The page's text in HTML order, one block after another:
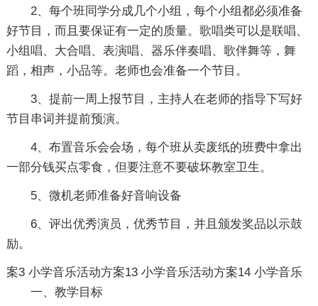
2、每个班同学分成几个小组，每个小组都必须准备
好节目，而且要保证有一定的质量。歌唱类可以是联唱、
小组唱、大合唱、表演唱、器乐伴奏唱、歌伴舞等，舞
蹈，相声，小品等。老师也会准备一个节目。
3、提前一周上报节目，主持人在老师的指导下写好
节目串词并提前预演。
4、布置音乐会会场，每个班从卖废纸的班费中拿出
一部分钱买点零食，但要注意不要破坏教室卫生。
5、微机老师准备好音响设备
6、评出优秀演员，优秀节目，并且颁发奖品以示鼓
励。
案3
一、教学目标
小学音乐活动方案13 小学音乐活动方案14 小学音乐